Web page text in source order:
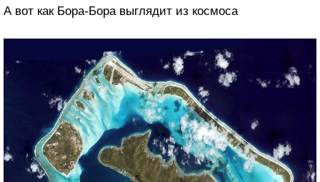
А вот как Бора-Бора выглядит из космоса